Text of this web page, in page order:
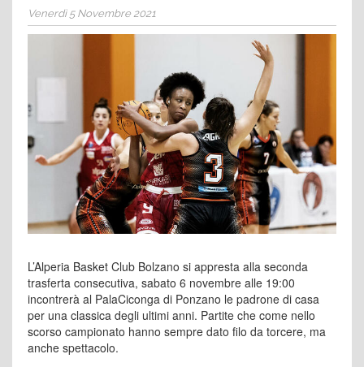
Venerdì 5 Novembre 2021
L’Alperia Basket Club Bolzano si appresta alla seconda
trasferta consecutiva, sabato 6 novembre alle 19:00
incontrerà al PalaCiconga di Ponzano le padrone di casa
per una classica degli ultimi anni. Partite che come nello
scorso campionato hanno sempre dato filo da torcere, ma
anche spettacolo.